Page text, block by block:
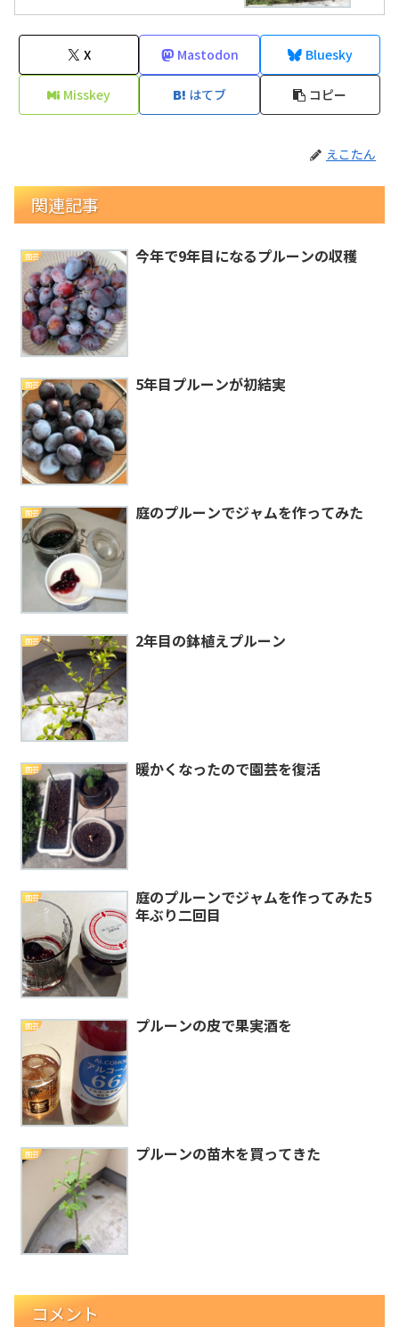
X Mastodon Bluesky
Misskey はてブ コピー
えこたん
関連記事
園芸 今年で9年目になるプルーンの収穫
園芸 5年目プルーンが初結実
園芸 庭のプルーンでジャムを作ってみた
園芸 2年目の鉢植えプルーン
園芸 暖かくなったので園芸を復活
園芸
庭のプルーンでジャムを作ってみた5
年ぶり二回目
園芸 プルーンの皮で果実酒を
園芸 プルーンの苗木を買ってきた
コメント